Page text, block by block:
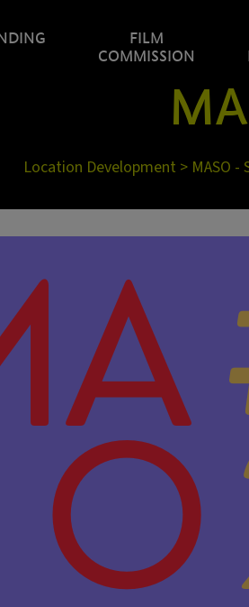
FILM
COMMISSION
Location Development > MASO